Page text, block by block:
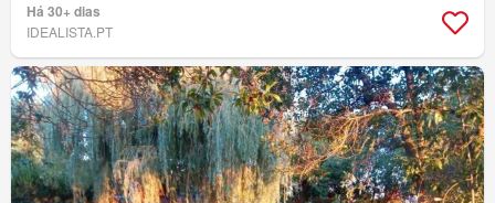
Há 30+ dias
IDEALISTA.PT